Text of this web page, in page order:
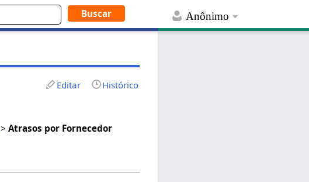
Anônimo
Editar Histórico
>Atrasos por Fornecedor